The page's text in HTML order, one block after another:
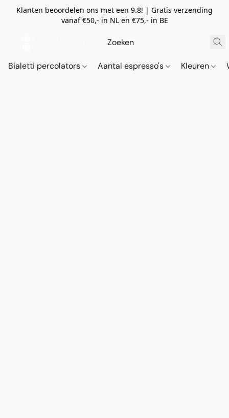
Klanten beoordelen ons met een 9.8! | Gratis verzending
vanaf €50,- in NL en €75,- in BE
Bialetti percolators Aantal espresso's Kleuren